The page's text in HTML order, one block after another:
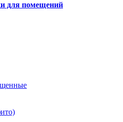
для помещений